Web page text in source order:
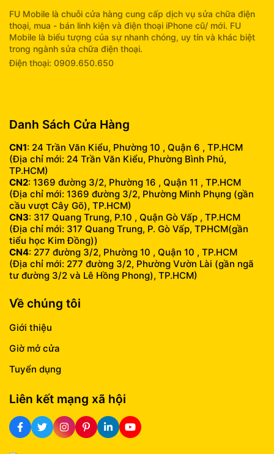
FU Mobile là chuỗi cửa hàng cung cấp dịch vụ sửa chữa điện
thoại, mua - bán linh kiện và điện thoại iPhone cũ/ mới. FU
Mobile là biểu tượng của sự nhanh chóng, uy tín và khác biệt
trong ngành sửa chữa điện thoại.
Điện thoại: 0909.650.650
Danh Sách Cửa Hàng
CN1: 24 Trần Văn Kiểu, Phường 10 , Quận 6 , TP.HCM
(Địa chỉ mới: 24 Trần Văn Kiểu, Phường Bình Phú,
TP.HCM)
CN2: 1369 đường 3/2, Phường 16 , Quận 11 , TP.HCM
(Địa chỉ mới: 1369 đường 3/2, Phường Minh Phụng (gần
cầu vượt Cây Gõ), TP.HCM)
CN3: 317 Quang Trung, P.10 , Quận Gò Vấp , TP.HCM
(Địa chỉ mới: 317 Quang Trung, P. Gò Vấp, TPHCM(gần
tiểu học Kim Đồng))
CN4: 277 đường 3/2, Phường 10 , Quận 10 , TP.HCM
(Địa chỉ mới: 277 đường 3/2, Phường Vườn Lài (gần ngã
tư đường 3/2 và Lê Hồng Phong), TP.HCM)
Về chúng tôi
Giới thiệu
Giờ mở cửa
Tuyển dụng
Liên kết mạng xã hội